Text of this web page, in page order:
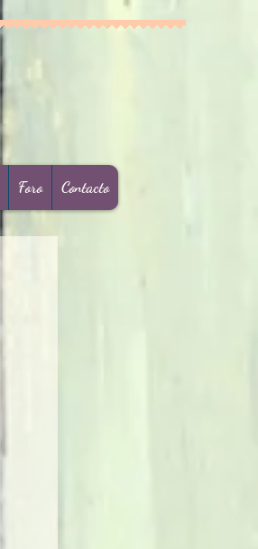
Foro Contacto